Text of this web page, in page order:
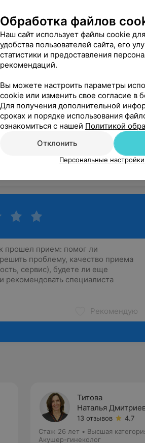
и благодарность
1-ой городской
г.Минска гинеко...
1-я городская клиническая больница, пр-т Независимости, 64
нацелена на помощь пациенту,
ситуациях, очень приятно что
ра...
ещё
Рекомендую
Титова
Наталья
13 отзывов
4.7
Стаж 26 лет • Высшая
Акушер-гинеколог
Обработка файлов
Наш сайт использует файлы cookie
удобства пользователей сайта, его
статистики и предоставления
рекомендаций.
Вы можете настроить параметры
cookie или изменить свое согласие в
Для получения дополнительной
сроках и порядке использования
ознакомиться с нашей Политикой
Отклонить
Персональные